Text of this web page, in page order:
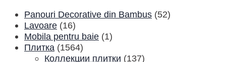
Panouri Decorative din Bambus (52)
Lavoare (16)
Mobila pentru baie (1)
Плитка (1564)
Коллекции плитки (137)